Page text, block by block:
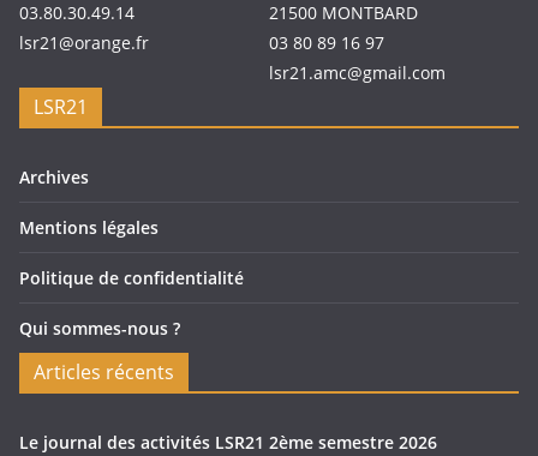
03.80.30.49.14
lsr21@orange.fr
21500 MONTBARD
03 80 89 16 97
lsr21.amc@gmail.com
LSR21
Archives
Mentions légales
Politique de confidentialité
Qui sommes-nous ?
Articles récents
Le journal des activités LSR21 2ème semestre 2026